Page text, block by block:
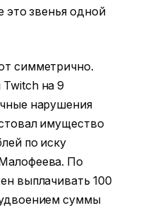
это звенья одной
симметрично.
на 9
нарушения
имущество
по иску
По
выплачивать 100
суммы